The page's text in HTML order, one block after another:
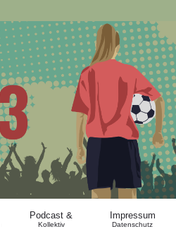
Podcast &
Kollektiv
Impressum
Datenschutz